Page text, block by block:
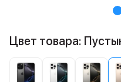
Цвет товара: